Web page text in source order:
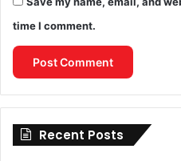
time I comment.
Recent Posts